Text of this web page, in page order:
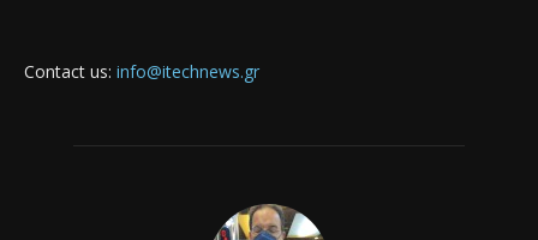
Contact us: info@itechnews.gr